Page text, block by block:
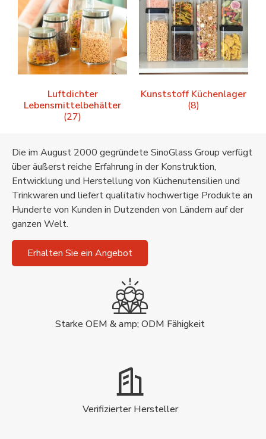
Luftdichter
Lebensmittelbehälter
(27)
Kunststoff Küchenlager
(8)
Die im August 2000 gegründete SinoGlass Group verfügt
über äußerst reiche Erfahrung in der Konstruktion,
Entwicklung und Herstellung von Küchenutensilien und
Trinkwaren und liefert qualitativ hochwertige Produkte an
Hunderte von Kunden in Dutzenden von Ländern auf der
ganzen Welt.
Erhalten Sie ein Angebot
Starke OEM & amp; ODM Fähigkeit
Verifizierter Hersteller